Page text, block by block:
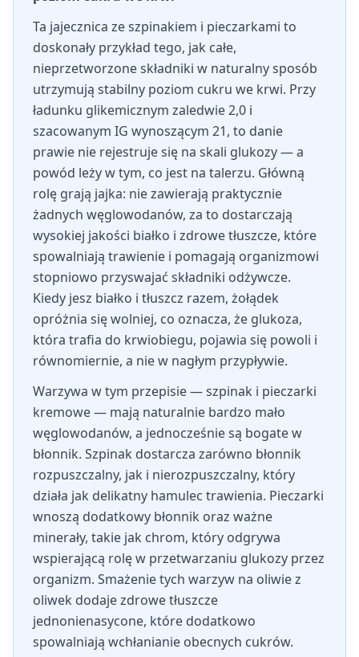
Ta jajecznica ze szpinakiem i pieczarkami to
doskonały przykład tego, jak całe,
nieprzetworzone składniki w naturalny sposób
utrzymują stabilny poziom cukru we krwi. Przy
ładunku glikemicznym zaledwie 2,0 i
szacowanym IG wynoszącym 21, to danie
prawie nie rejestruje się na skali glukozy — a
powód leży w tym, co jest na talerzu. Główną
rolę grają jajka: nie zawierają praktycznie
żadnych węglowodanów, za to dostarczają
wysokiej jakości białko i zdrowe tłuszcze, które
spowalniają trawienie i pomagają organizmowi
stopniowo przyswajać składniki odżywcze.
Kiedy jesz białko i tłuszcz razem, żołądek
opróżnia się wolniej, co oznacza, że glukoza,
która trafia do krwiobiegu, pojawia się powoli i
równomiernie, a nie w nagłym przypływie.
Warzywa w tym przepisie — szpinak i pieczarki
kremowe — mają naturalnie bardzo mało
węglowodanów, a jednocześnie są bogate w
błonnik. Szpinak dostarcza zarówno błonnik
rozpuszczalny, jak i nierozpuszczalny, który
działa jak delikatny hamulec trawienia. Pieczarki
wnoszą dodatkowy błonnik oraz ważne
minerały, takie jak chrom, który odgrywa
wspierającą rolę w przetwarzaniu glukozy przez
organizm. Smażenie tych warzyw na oliwie z
oliwek dodaje zdrowe tłuszcze
jednonienasycone, które dodatkowo
spowalniają wchłanianie obecnych cukrów.